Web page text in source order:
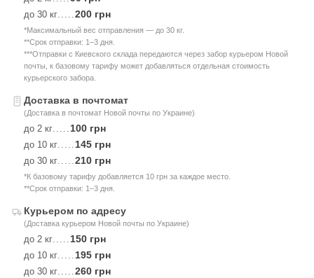
до 30 кг.....200 грн
*Максимальный вес отправления — до 30 кг.
**Срок отправки: 1–3 дня.
***Отправки с Киевского склада передаются через забор курьером Новой
почты, к базовому тарифу может добавляться отдельная стоимость
курьерского забора.
Доставка в почтомат
(Доставка в почтомат Новой почты по Украине)
до 2 кг..... 100 грн
до 10 кг..... 145 грн
до 30 кг.....210 грн
*К базовому тарифу добавляется 10 грн за каждое место.
**Срок отправки: 1–3 дня.
Курьером по адресу
(Доставка курьером Новой почты по Украине)
до 2 кг..... 150 грн
до 10 кг..... 195 грн
до 30 кг.....260 грн